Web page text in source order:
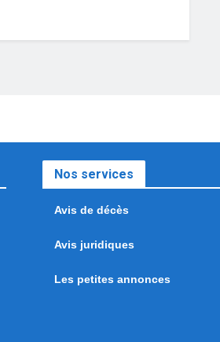
Nos services
Avis de décès
Avis juridiques
Les petites annonces